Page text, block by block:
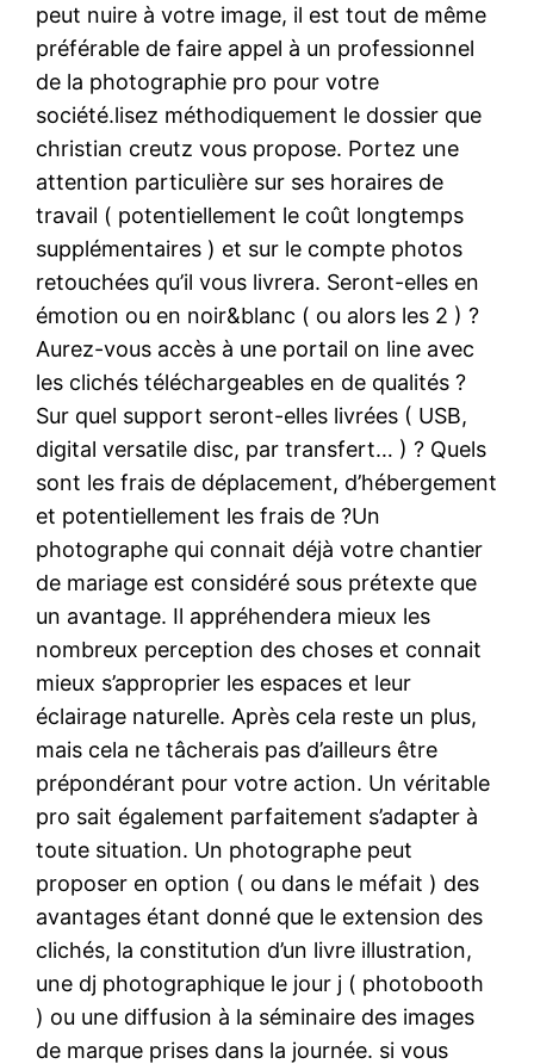
peut nuire à votre image, il est tout de même
préférable de faire appel à un professionnel
de la photographie pro pour votre
société.lisez méthodiquement le dossier que
christian creutz vous propose. Portez une
attention particulière sur ses horaires de
travail ( potentiellement le coût longtemps
supplémentaires ) et sur le compte photos
retouchées qu’il vous livrera. Seront-elles en
émotion ou en noir&blanc ( ou alors les 2 ) ?
Aurez-vous accès à une portail on line avec
les clichés téléchargeables en de qualités ?
Sur quel support seront-elles livrées ( USB,
digital versatile disc, par transfert… ) ? Quels
sont les frais de déplacement, d’hébergement
et potentiellement les frais de ?Un
photographe qui connait déjà votre chantier
de mariage est considéré sous prétexte que
un avantage. Il appréhendera mieux les
nombreux perception des choses et connait
mieux s’approprier les espaces et leur
éclairage naturelle. Après cela reste un plus,
mais cela ne tâcherais pas d’ailleurs être
prépondérant pour votre action. Un véritable
pro sait également parfaitement s’adapter à
toute situation. Un photographe peut
proposer en option ( ou dans le méfait ) des
avantages étant donné que le extension des
clichés, la constitution d’un livre illustration,
une dj photographique le jour j ( photobooth
) ou une diffusion à la séminaire des images
de marque prises dans la journée. si vous